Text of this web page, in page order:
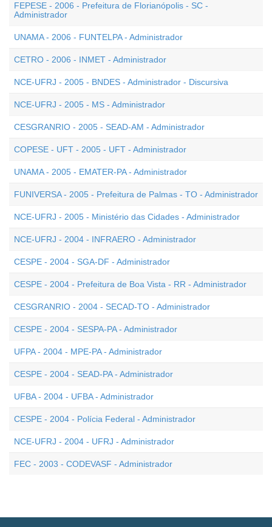
FEPESE - 2006 - Prefeitura de Florianópolis - SC -
Administrador
UNAMA - 2006 - FUNTELPA - Administrador
CETRO - 2006 - INMET - Administrador
NCE-UFRJ - 2005 - BNDES - Administrador - Discursiva
NCE-UFRJ - 2005 - MS - Administrador
CESGRANRIO - 2005 - SEAD-AM - Administrador
COPESE - UFT - 2005 - UFT - Administrador
UNAMA - 2005 - EMATER-PA - Administrador
FUNIVERSA - 2005 - Prefeitura de Palmas - TO - Administrador
NCE-UFRJ - 2005 - Ministério das Cidades - Administrador
NCE-UFRJ - 2004 - INFRAERO - Administrador
CESPE - 2004 - SGA-DF - Administrador
CESPE - 2004 - Prefeitura de Boa Vista - RR - Administrador
CESGRANRIO - 2004 - SECAD-TO - Administrador
CESPE - 2004 - SESPA-PA - Administrador
UFPA - 2004 - MPE-PA - Administrador
CESPE - 2004 - SEAD-PA - Administrador
UFBA - 2004 - UFBA - Administrador
CESPE - 2004 - Polícia Federal - Administrador
NCE-UFRJ - 2004 - UFRJ - Administrador
FEC - 2003 - CODEVASF - Administrador